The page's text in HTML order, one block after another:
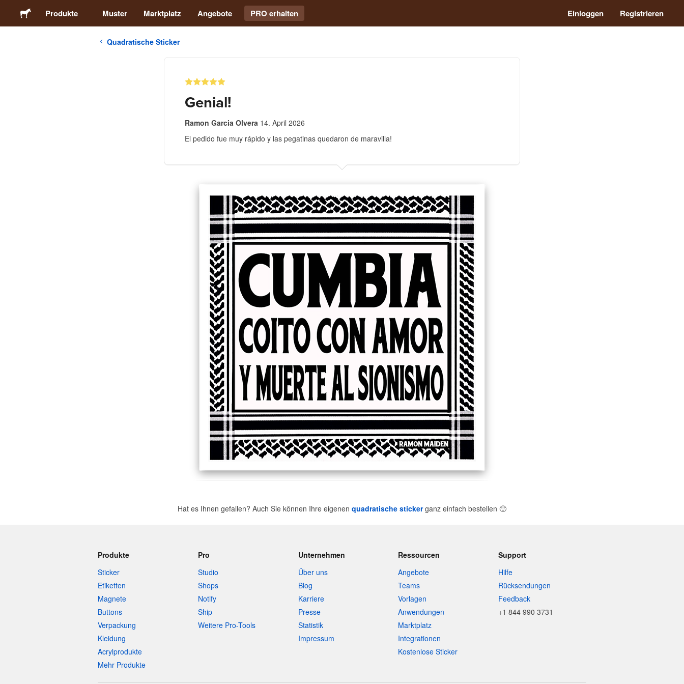
Produkte Muster Marktplatz Angebote PRO erhalten Einloggen Registrieren
Quadratische Sticker
Genial!
Ramon Garcia Olvera 14. April 2026
El pedido fue muy rápido y las pegatinas quedaron de maravilla!
Hat es Ihnen gefallen? Auch Sie können Ihre eigenen quadratische stickerganz einfach bestellen 🙂
Produkte
Sticker
Etiketten
Magnete
Buttons
Verpackung
Kleidung
Acrylprodukte
Mehr Produkte
Pro
Studio
Shops
Notify
Ship
Weitere Pro-Tools
Unternehmen
Über uns
Blog
Karriere
Presse
Statistik
Impressum
Ressourcen
Angebote
Teams
Vorlagen
Anwendungen
Marktplatz
Integrationen
Kostenlose Sticker
Support
Hilfe
Rücksendungen
Feedback
+1 844 990 3731